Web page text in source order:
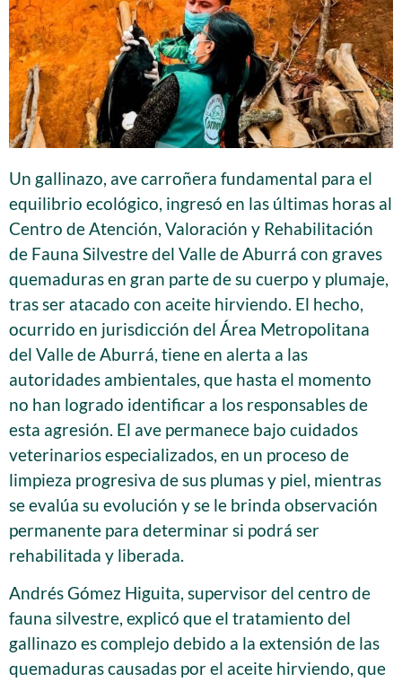
Un gallinazo, ave carroñera fundamental para el
equilibrio ecológico, ingresó en las últimas horas al
Centro de Atención, Valoración y Rehabilitación
de Fauna Silvestre del Valle de Aburrá con graves
quemaduras en gran parte de su cuerpo y plumaje,
tras ser atacado con aceite hirviendo. El hecho,
ocurrido en jurisdicción del Área Metropolitana
del Valle de Aburrá, tiene en alerta a las
autoridades ambientales, que hasta el momento
no han logrado identificar a los responsables de
esta agresión. El ave permanece bajo cuidados
veterinarios especializados, en un proceso de
limpieza progresiva de sus plumas y piel, mientras
se evalúa su evolución y se le brinda observación
permanente para determinar si podrá ser
rehabilitada y liberada.
Andrés Gómez Higuita, supervisor del centro de
fauna silvestre, explicó que el tratamiento del
gallinazo es complejo debido a la extensión de las
quemaduras causadas por el aceite hirviendo, que